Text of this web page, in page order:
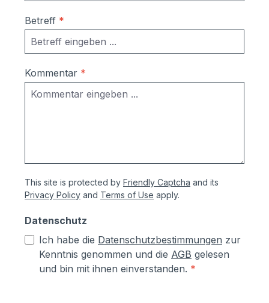
Betreff *
Kommentar *
This site is protected by Friendly Captcha and its
Privacy Policy and Terms of Use apply.
Datenschutz
Ich habe die Datenschutzbestimmungen zur
Kenntnis genommen und die AGB gelesen
und bin mit ihnen einverstanden. *